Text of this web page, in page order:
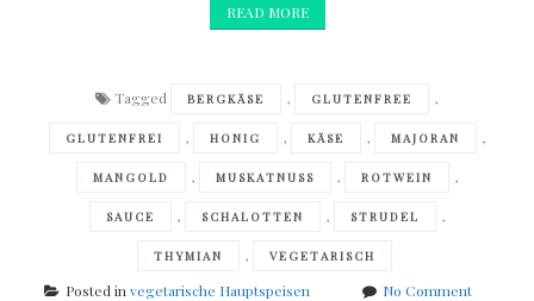
READ MORE
Tagged BERGKÄSE , GLUTENFREE ,
GLUTENFREI , HONIG , KÄSE , MAJORAN ,
MANGOLD , MUSKATNUSS , ROTWEIN ,
SAUCE , SCHALOTTEN , STRUDEL ,
THYMIAN , VEGETARISCH
Posted invegetarische Hauptspeisen No Commenton